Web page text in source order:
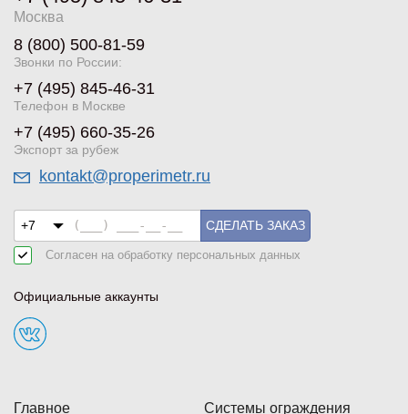
Главное Системы ограждения
Москва
8 (800) 500-81-59
Звонки по России:
+7 (495) 845-46-31
Телефон в Москве
+7 (495) 660-35-26
Экспорт за рубеж
kontakt@properimetr.ru
СДЕЛАТЬ ЗАКАЗ
Согласен на обработку персональных данных
Официальные аккаунты